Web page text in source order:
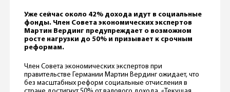
Уже сейчас около 42% дохода идут в социальные
фонды. Член Совета экономических экспертов
Мартин Вердинг предупреждает о возможном
росте нагрузки до 50% и призывает к срочным
реформам.
Член Совета экономических экспертов при
правительстве Германии Мартин Вердинг ожидает, что
без масштабных реформ социальные отчисления в